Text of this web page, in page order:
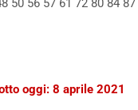
50 56 57 61 72 80 84
oggi: 8 aprile 2021